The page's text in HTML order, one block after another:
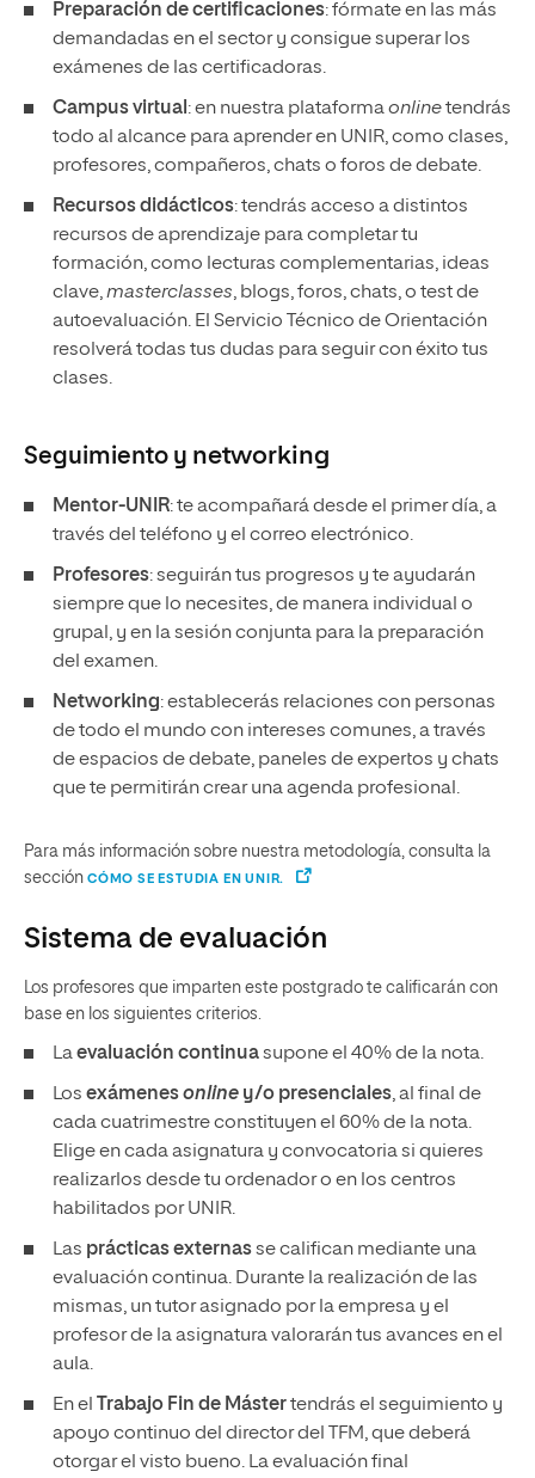
Preparación de certificaciones: fórmate en las más
demandadas en el sector y consigue superar los
exámenes de las certificadoras.
Campus virtual : en nuestra plataformaonlinetendrás
todo al alcance para aprender en UNIR, como clases,
profesores, compañeros, chats o foros de debate.
Recursos didácticos: tendrás acceso a distintos
recursos de aprendizaje para completar tu
formación, como lecturas complementarias, ideas
clave,masterclasses, blogs, foros, chats, o test de
autoevaluación. El Servicio Técnico de Orientación
resolverá todas tus dudas para seguir con éxito tus
clases.
Seguimiento y networking
Mentor-UNIR: te acompañará desde el primer día, a
través del teléfono y el correo electrónico.
Profesores: seguirán tus progresos y te ayudarán
siempre que lo necesites, de manera individual o
grupal, y en la sesión conjunta para la preparación
del examen.
Networking: establecerás relaciones con personas
de todo el mundo con intereses comunes, a través
de espacios de debate, paneles de expertos y chats
que te permitirán crear una agenda profesional.
Para más información sobre nuestra metodología, consulta la
sección CÓMO SE ESTUDIA EN UNIR.
Sistema de evaluación
Los profesores que imparten este postgrado te calificarán con
base en los siguientes criterios.
Laevaluación continuasupone el 40% de la nota.
Los exámenesonline y/o presenciales, al final de
cada cuatrimestre constituyen el 60% de la nota.
Elige en cada asignatura y convocatoria si quieres
realizarlos desde tu ordenador o en los centros
habilitados por UNIR.
Las prácticas externasse califican mediante una
evaluación continua. Durante la realización de las
mismas, un tutor asignado por la empresa y el
profesor de la asignatura valorarán tus avances en el
aula.
En el Trabajo Fin de Mástertendrás el seguimiento y
apoyo continuo del director del TFM, que deberá
otorgar el visto bueno. La evaluación final